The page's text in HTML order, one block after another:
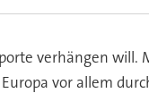
verhängen
vor allem